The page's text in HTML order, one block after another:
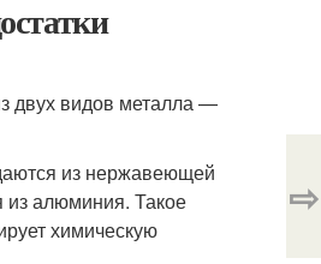
двух видов металла —
из нержавеющей
из алюминия. Такое
химическую
⇨